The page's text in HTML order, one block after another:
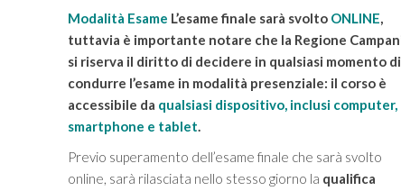
Modalità Esame L’esame finale sarà svolto ONLINE,
tuttavia è importante notare che la Regione
si riserva il diritto di decidere in qualsiasi momento di
condurre l’esame in modalità presenziale: il corso è
accessibile da qualsiasi dispositivo, inclusi computer,
smartphone e tablet.
Previo superamento dell’esame finale che sarà svolto
online, sarà rilasciata nello stesso giorno la qualifica